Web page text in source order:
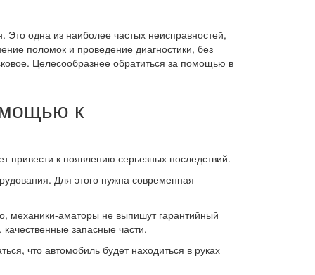
одна из наиболее частых неисправностей,
поломок и проведение диагностики, без
Целесообразнее обратиться за помощью в
к
к появлению серьезных последствий.
Для этого нужна современная
механики-аматоры не выпишут гарантийный
запасные части.
что автомобиль будет находиться в руках